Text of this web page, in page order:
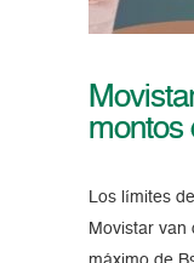
montos
Los límites
Movistar van